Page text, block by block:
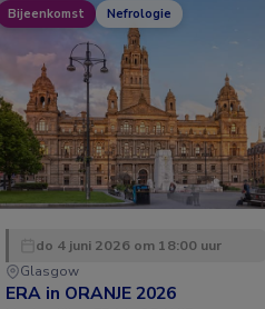
Bijeenkomst Nefrologie
do 4 juni 2026 om 18:00 uur
Glasgow
ERA in ORANJE 2026